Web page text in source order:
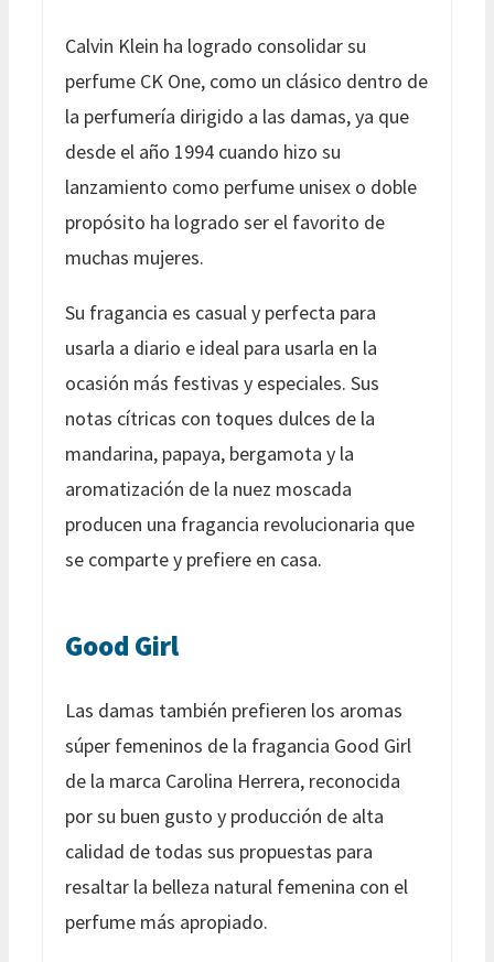
Calvin Klein ha logrado consolidar su
perfume CK One, como un clásico dentro de
la perfumería dirigido a las damas, ya que
desde el año 1994 cuando hizo su
lanzamiento como perfume unisex o doble
propósito ha logrado ser el favorito de
muchas mujeres.
Su fragancia es casual y perfecta para
usarla a diario e ideal para usarla en la
ocasión más festivas y especiales. Sus
notas cítricas con toques dulces de la
mandarina, papaya, bergamota y la
aromatización de la nuez moscada
producen una fragancia revolucionaria que
se comparte y prefiere en casa.
Good Girl
Las damas también prefieren los aromas
súper femeninos de la fragancia Good Girl
de la marca Carolina Herrera, reconocida
por su buen gusto y producción de alta
calidad de todas sus propuestas para
resaltar la belleza natural femenina con el
perfume más apropiado.